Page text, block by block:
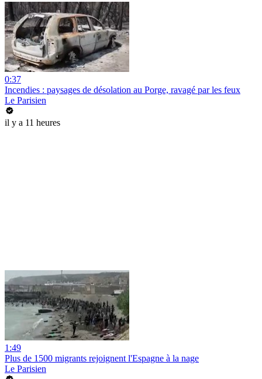
0:37
Incendies : paysages de désolation au Porge, ravagé par les feux
Le Parisien
il y a 11 heures
1:49
Plus de 1500 migrants rejoignent l'Espagne à la nage
Le Parisien